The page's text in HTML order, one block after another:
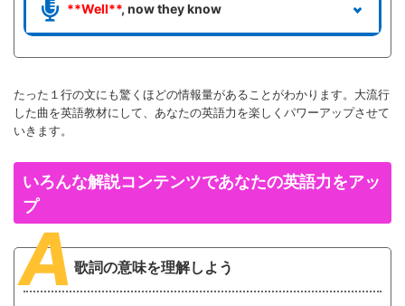
**Well**, now they know
たった１行の文にも驚くほどの情報量があることがわかります。大流行
した曲を英語教材にして、あなたの英語力を楽しくパワーアップさせて
いきます。
いろんな解説コンテンツであなたの英語力をアッ
プ
A歌詞の意味を理解しよう